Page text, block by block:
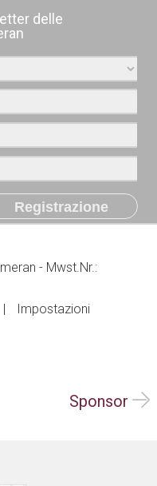
delle
Registrazione
- Mwst.Nr.:
Impostazioni
Sponsor